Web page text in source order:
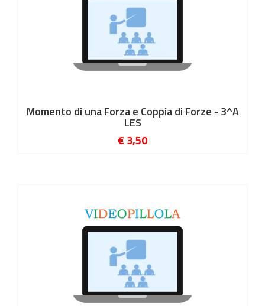
Momento di una Forza e Coppia di Forze - 3^A
LES
€ 3,50